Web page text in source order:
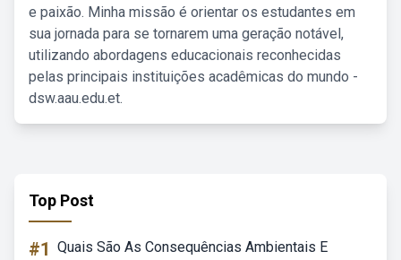
e paixão. Minha missão é orientar os estudantes em
sua jornada para se tornarem uma geração notável,
utilizando abordagens educacionais reconhecidas
pelas principais instituições acadêmicas do mundo -
dsw.aau.edu.et.
Top Post
#1 Quais São As Consequências Ambientais E